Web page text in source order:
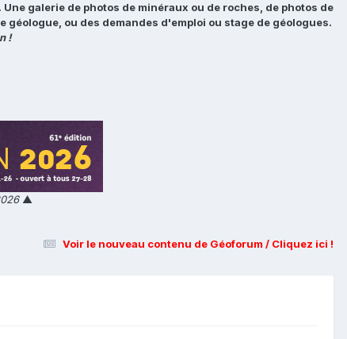
galerie de photos de minéraux ou de roches, de photos de
ou des demandes d'emploi ou stage de géologues.
!
▲
Voir le nouveau contenu de Géoforum / Cliquez ici !